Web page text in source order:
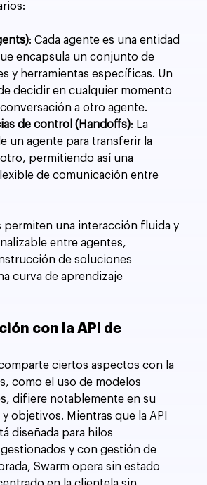
: Cada agente es una entidad
encapsula un conjunto de
y herramientas específicas. Un
decidir en cualquier momento
a otro agente.
de control (Handoffs): La
un agente para transferir la
permitiendo así una
de comunicación entre
permiten una interacción fluida y
entre agentes,
de soluciones
curva de aprendizaje
con la API de
ciertos aspectos con la
como el uso de modelos
difiere notablemente en su
objetivos. Mientras que la API
diseñada para hilos
y con gestión de
Swarm opera sin estado